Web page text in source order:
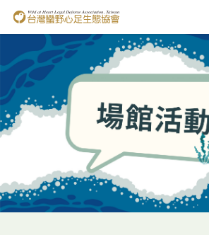
台灣蠻野心足生態協會
認識蠻野
議題與行動
環境教育
白海豚媽祖宮
支持蠻野
English